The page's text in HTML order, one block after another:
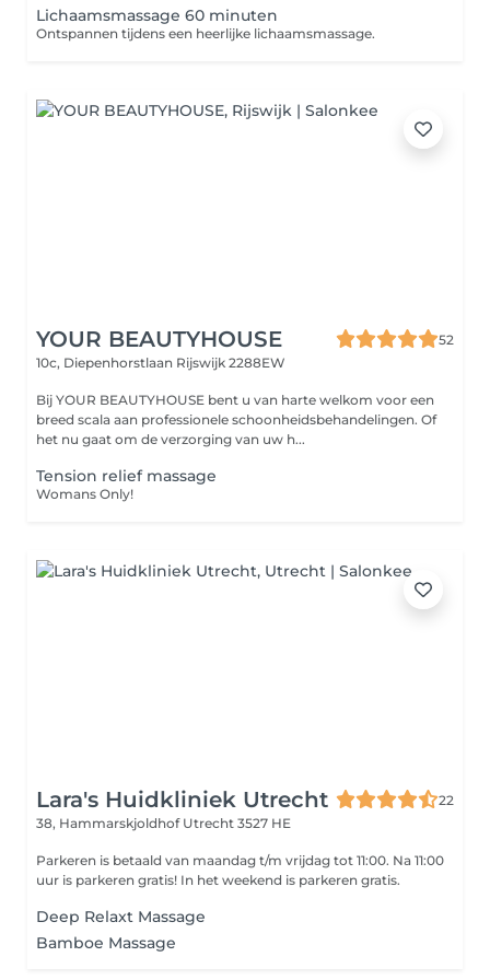
Lichaamsmassage 60 minuten
Ontspannen tijdens een heerlijke lichaamsmassage.
YOUR BEAUTYHOUSE
52
10c, Diepenhorstlaan Rijswijk 2288EW
Bij YOUR BEAUTYHOUSE bent u van harte welkom voor een
breed scala aan professionele schoonheidsbehandelingen. Of
het nu gaat om de verzorging van uw h...
Tension relief massage
Womans Only!
Lara's Huidkliniek Utrecht
22
38, Hammarskjoldhof Utrecht 3527 HE
Parkeren is betaald van maandag t/m vrijdag tot 11:00. Na 11:00
uur is parkeren gratis! In het weekend is parkeren gratis.
Deep Relaxt Massage
Bamboe Massage